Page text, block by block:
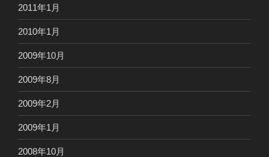
2011年1月
2010年1月
2009年10月
2009年8月
2009年2月
2009年1月
2008年10月